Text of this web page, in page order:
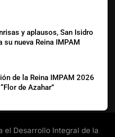
y aplausos, San Isidro
su nueva Reina IMPAM
de la Reina IMPAM 2026
de Azahar”
Día del Perro!
S.L.P.
el Desarrollo Integral de la